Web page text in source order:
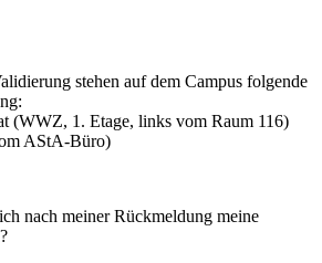
stehen auf dem Campus folgende
(WWZ, 1. Etage, links vom Raum 116)
AStA-Büro)
nach meiner Rückmeldung meine